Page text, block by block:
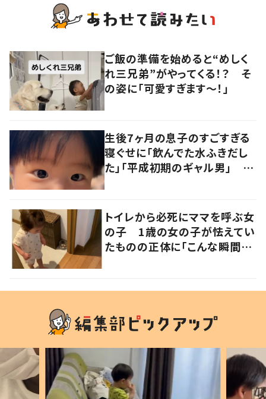
ご飯の準備を始めると“めしく
れ三兄弟”がやってくる！？ そ
の姿に「可愛すぎます〜！」
生後7ヶ月の息子のすごすぎる
寝ぐせに「飲んでた水ふきだし
た」「平成初期のギャル男」 実
トイレから必死にママを呼ぶ女
の子 1歳の女の子が怯えてい
たものの正体に「こんな瞬間